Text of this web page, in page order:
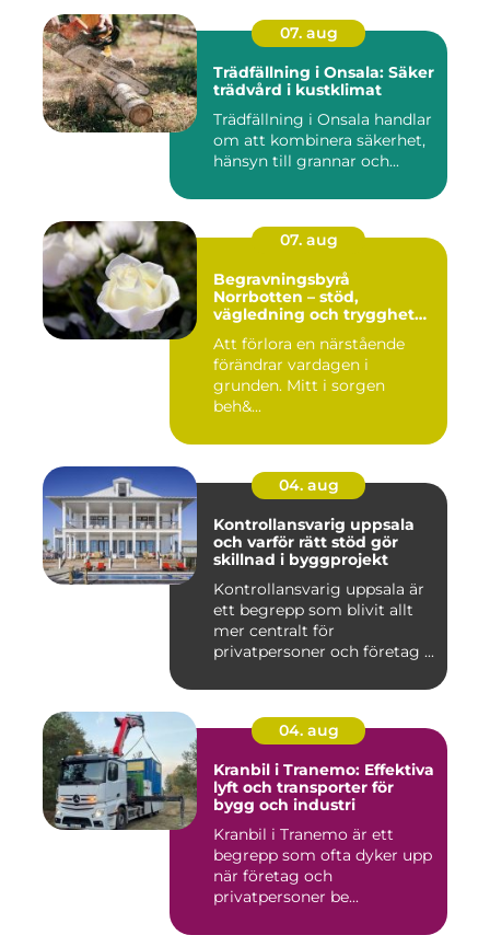
07. aug
Trädfällning i Onsala: Säker
trädvård i kustklimat
Trädfällning i Onsala handlar
om att kombinera säkerhet,
hänsyn till grannar och...
07. aug
Begravningsbyrå
Norrbotten – stöd,
vägledning och trygghet
Att förlora en närstående
förändrar vardagen i
grunden. Mitt i sorgen
beh&...
04. aug
Kontrollansvarig uppsala
och varför rätt stöd gör
skillnad i byggprojekt
Kontrollansvarig uppsala är
ett begrepp som blivit allt
mer centralt för
privatpersoner och företag ...
04. aug
Kranbil i Tranemo: Effektiva
lyft och transporter för
bygg och industri
Kranbil i Tranemo är ett
begrepp som ofta dyker upp
när företag och
privatpersoner be...